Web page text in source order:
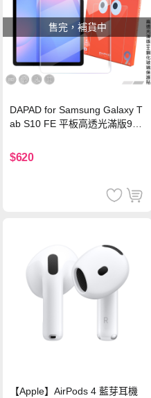
售完，補貨中
DAPAD for Samsung Galaxy T
ab S10 FE 平板高透光滿版9H
$620
【Apple】AirPods 4 藍芽耳機